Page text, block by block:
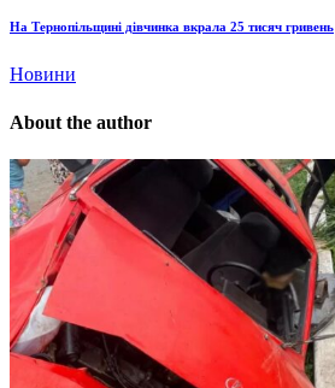
На Тернопільщині дівчинка вкрала 25 тисяч гривень
Новини
About the author